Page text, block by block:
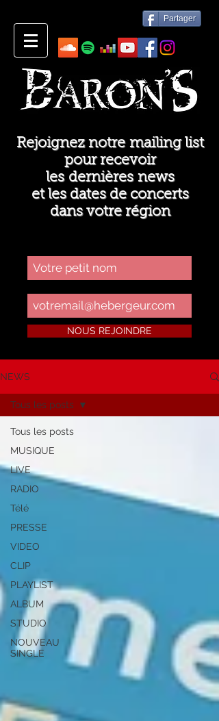
Partager
Rejoignez notre mailing list
pour recevoir
les dernières news
et les dates de concerts
dans votre région
NOUS REJOINDRE
NEWS
Tous les posts
MUSIQUE
LIVE
RADIO
Télé
PRESSE
VIDEO
CLIP
PLAYLIST
ALBUM
STUDIO
NOUVEAU
SINGLE
Tous les posts